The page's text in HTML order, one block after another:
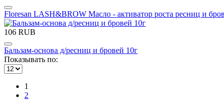
Floresan LASH&BROW Масло - активатор роста ресниц и
106 RUB
Бальзам-основа д/ресниц и бровей 10г
Показывать по:
1
2